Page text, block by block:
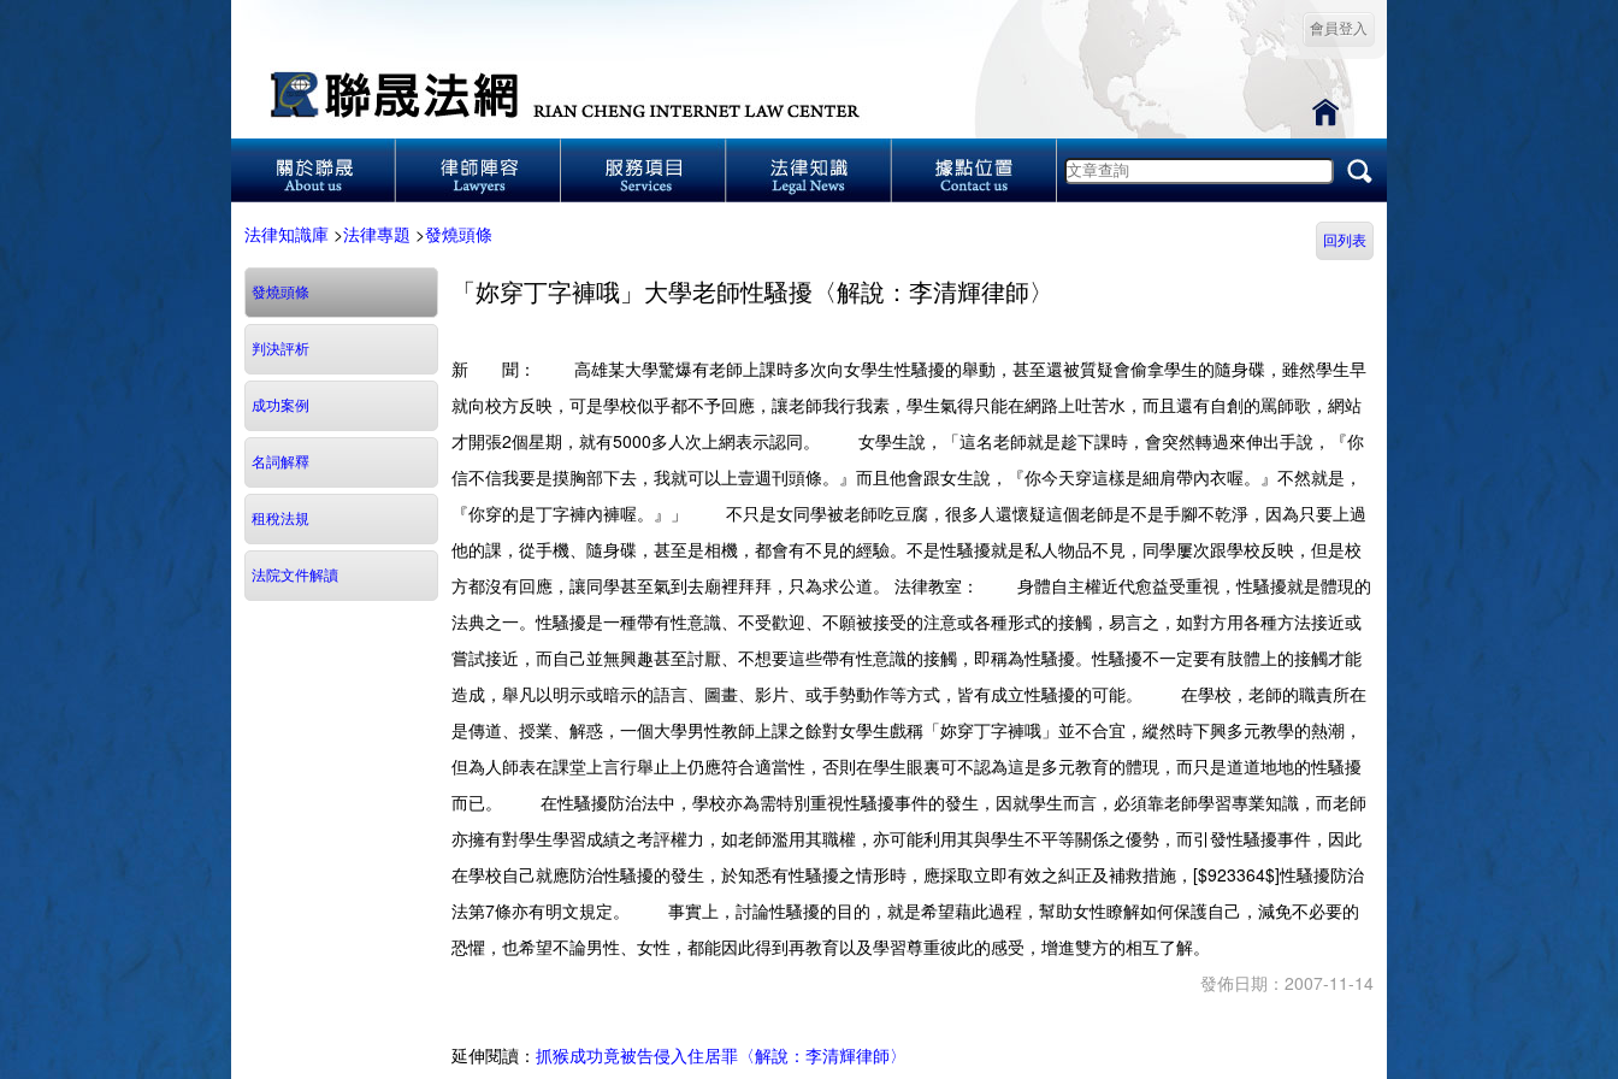
會員登入
法律知識庫 >法律專題 >發燒頭條 回列表
發燒頭條
判決評析
成功案例
名詞解釋
租稅法規
法院文件解讀
「妳穿丁字褲哦」大學老師性騷擾〈解說：李清輝律師〉
新 聞：
高雄某大學驚爆有老師上課時多次向女學生性騷擾的舉動，甚至還被質疑會偷拿學生的隨身碟，雖然學生早
就向校方反映，可是學校似乎都不予回應，讓老師我行我素，學生氣得只能在網路上吐苦水，而且還有自創的罵師歌，網站
才開張2個星期，就有5000多人次上網表示認同。 女學生說，「這名老師就是趁下課時，會突然轉過來伸出手說，『你
信不信我要是摸胸部下去，我就可以上壹週刊頭條。』而且他會跟女生說，『你今天穿這樣是細肩帶內衣喔。』不然就是，
『你穿的是丁字褲內褲喔。』」 不只是女同學被老師吃豆腐，很多人還懷疑這個老師是不是手腳不乾淨，因為只要上過
他的課，從手機、隨身碟，甚至是相機，都會有不見的經驗。不是性騷擾就是私人物品不見，同學屢次跟學校反映，但是校
方都沒有回應，讓同學甚至氣到去廟裡拜拜，只為求公道。 法律教室：
身體自主權近代愈益受重視，性騷擾就是體現的
法典之一。性騷擾是一種帶有性意識、不受歡迎、不願被接受的注意或各種形式的接觸，易言之，如對方用各種方法接近或
嘗試接近，而自己並無興趣甚至討厭、不想要這些帶有性意識的接觸，即稱為性騷擾。性騷擾不一定要有肢體上的接觸才能
造成，舉凡以明示或暗示的語言、圖畫、影片、或手勢動作等方式，皆有成立性騷擾的可能。 在學校，老師的職責所在
是傳道、授業、解惑，一個大學男性教師上課之餘對女學生戲稱「妳穿丁字褲哦」並不合宜，縱然時下興多元教學的熱潮，
但為人師表在課堂上言行舉止上仍應符合適當性，否則在學生眼裏可不認為這是多元教育的體現，而只是道道地地的性騷擾
而已。 在性騷擾防治法中，學校亦為需特別重視性騷擾事件的發生，因就學生而言，必須靠老師學習專業知識，而老師
亦擁有對學生學習成績之考評權力，如老師濫用其職權，亦可能利用其與學生不平等關係之優勢，而引發性騷擾事件，因此
在學校自己就應防治性騷擾的發生，於知悉有性騷擾之情形時，應採取立即有效之糾正及補救措施，[$923364$]性騷擾防治
法第7條亦有明文規定。 事實上，討論性騷擾的目的，就是希望藉此過程，幫助女性瞭解如何保護自己，減免不必要的
恐懼，也希望不論男性、女性，都能因此得到再教育以及學習尊重彼此的感受，增進雙方的相互了解。
發佈日期：2007-11-14
延伸閱讀： 抓猴成功竟被告侵入住居罪〈解說：李清輝律師〉